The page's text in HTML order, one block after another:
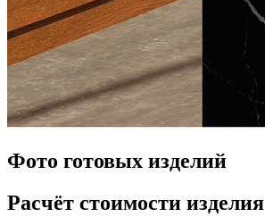
Фото готовых изделий
Расчёт стоимости изделия